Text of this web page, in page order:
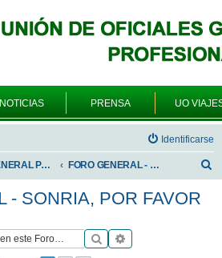
NOTICIAS PRENSA UO
Identificarse
FORO GENERAL PARA TODOS LOS USUARIOS FORO GENERAL - SONRIA, POR FAVOR
- SONRIA, POR FAVOR
Buscar